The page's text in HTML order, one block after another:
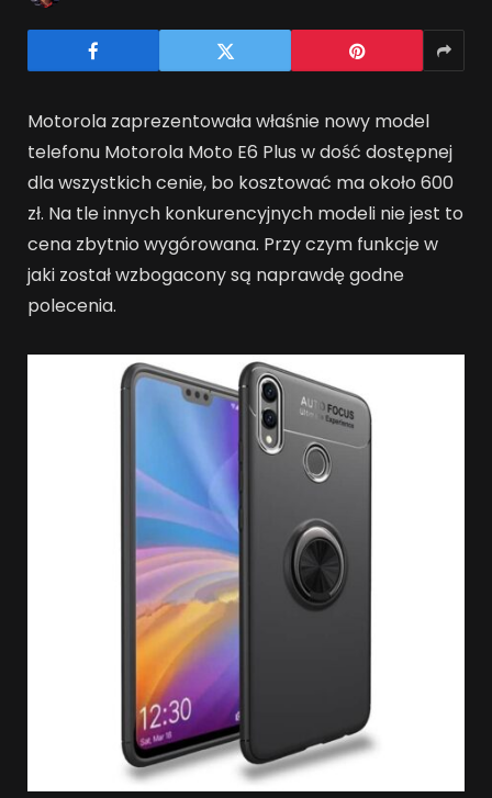
Motorola zaprezentowała właśnie nowy model
telefonu Motorola Moto E6 Plus w dość dostępnej
dla wszystkich cenie, bo kosztować ma około 600
zł. Na tle innych konkurencyjnych modeli nie jest to
cena zbytnio wygórowana. Przy czym funkcje w
jaki został wzbogacony są naprawdę godne
polecenia.